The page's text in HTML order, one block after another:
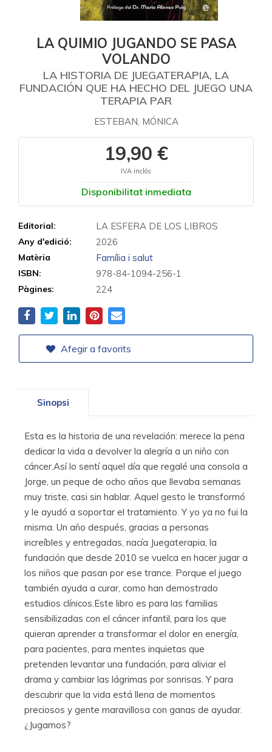
LA QUIMIO JUGANDO SE PASA
VOLANDO
LA HISTORIA DE JUEGATERAPIA, LA
FUNDACIÓN QUE HA HECHO DEL JUEGO UNA
TERAPIA PAR
ESTEBAN, MÓNICA
19,90 €
IVA inclós
Disponibilitat inmediata
Editorial: LA ESFERA DE LOS LIBROS
Any d'edició: 2026
Matèria Família i salut
ISBN: 978-84-1094-256-1
Pàgines: 224
Afegir a favorits
Sinopsi
Esta es la historia de una revelación: merece la pena
dedicar la vida a devolver la alegría a un niño con
cáncer.Así lo sentí aquel día que regalé una consola a
Jorge, un peque de ocho años que llevaba semanas
muy triste, casi sin hablar. Aquel gesto le transformó
y le ayudó a soportar el tratamiento. Y yo ya no fui la
misma. Un año después, gracias a personas
increíbles y entregadas, nacía Juegaterapia, la
fundación que desde 2010 se vuelca en hacer jugar a
los niños que pasan por ese trance. Porque el juego
también ayuda a curar, como han demostrado
estudios clínicos.Este libro es para las familias
sensibilizadas con el cáncer infantil, para los que
quieran aprender a transformar el dolor en energía,
para pacientes, para mentes inquietas que
pretenden levantar una fundación, para aliviar el
drama y cambiar las lágrimas por sonrisas. Y para
descubrir que la vida está llena de momentos
preciosos y gente maravillosa con ganas de ayudar.
¿Jugamos?